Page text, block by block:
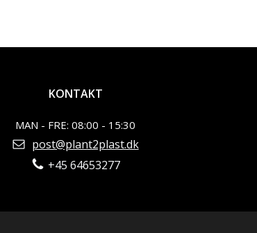
KONTAKT
MAN - FRE: 08:00 - 15:30
post@plant2plast.dk
+45 64653277